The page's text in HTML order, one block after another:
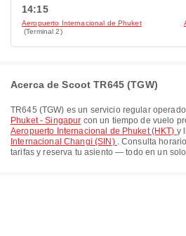
14:15
Aeropuerto Internacional de Phuket
(Terminal 2)
Acerca de Scoot TR645 (TGW)
TR645 (TGW) es un servicio regular
Phuket - Singapur con un tiempo de vuelo
Aeropuerto Internacional de Phuket (HKT) y
Internacional Changi (SIN) . Consulta
tarifas y reserva tu asiento — todo en un